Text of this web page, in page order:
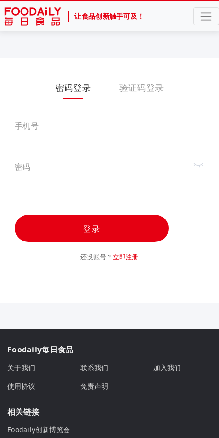
让食品创新触手可及！
密码登录 验证码登录
手机号
密码
登录
还没账号？ 立即注册
Foodaily每日食品
关于我们 联系我们
加入我们
使用协议
免责声明
相关链接
Foodaily创新博览会